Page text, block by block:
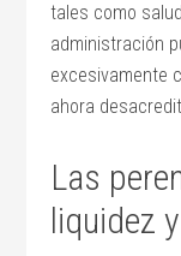
tales como
administración
excesivamente
ahora
Las
liquidez